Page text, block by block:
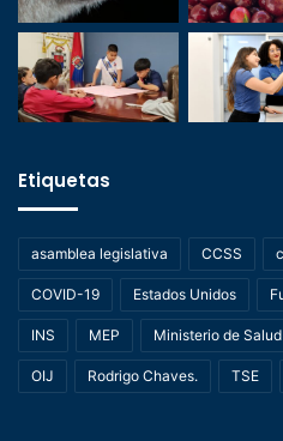
Etiquetas
asamblea legislativa CCSS
COVID-19 Estados Unidos
INS MEP Ministerio de Salud
OIJ Rodrigo Chaves. TSE